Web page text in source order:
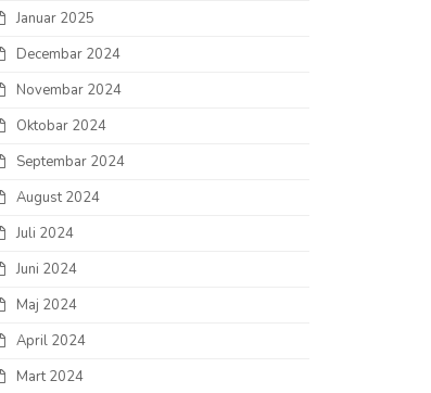
Januar 2025
Decembar 2024
Novembar 2024
Oktobar 2024
Septembar 2024
August 2024
Juli 2024
Juni 2024
Maj 2024
April 2024
Mart 2024